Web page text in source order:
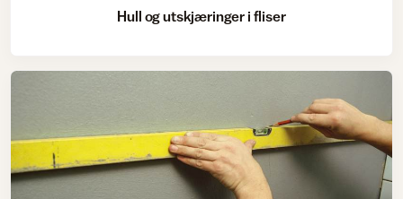
Hull og utskjæringer i fliser